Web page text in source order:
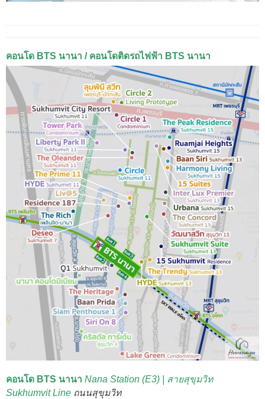
คอนโด BTS นานา / คอนโดติดรถไฟฟ้า BTS นานา
คอนโด BTS นานา Nana Station (E3) | สายสุขุมวิท
Sukhumvit Line ถนนสุขุมวิท